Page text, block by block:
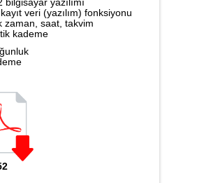
Isı Ölçer
veri (yazılım) fonksiyonu
zaman, saat, takvim
kademe